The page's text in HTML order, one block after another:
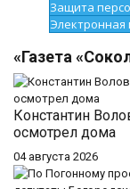
Защита
Электронная
«Газета
Константин
осмотрел дома
04 августа 2026